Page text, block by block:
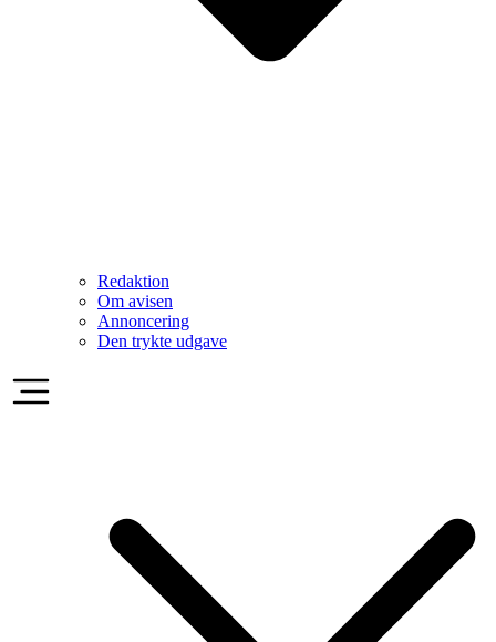
Redaktion
Om avisen
Annoncering
Den trykte udgave